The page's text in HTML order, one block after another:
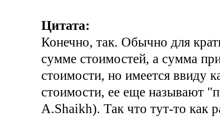
Цитата:
Конечно, так. Обычно для
сумме стоимостей, а сумма
стоимости, но имеется ввиду
стоимости, ее еще называют
A.Shaikh). Так что тут-то как